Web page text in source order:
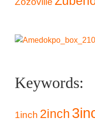
Keywords:
1inch 2inch